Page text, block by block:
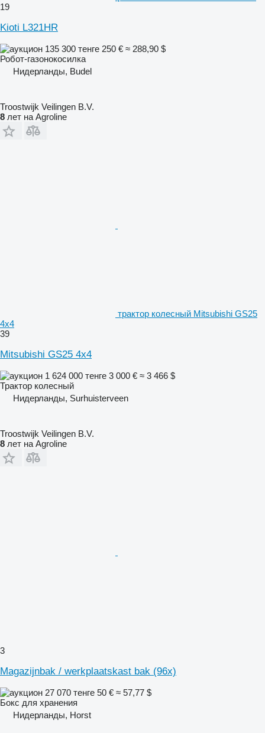
19
Kioti L321HR
135 300 тенге 250 € ≈ 288,90 $
Робот-газонокосилка
Нидерланды, Budel
Troostwijk Veilingen B.V.
8 лет на Agroline
трактор колесный Mitsubishi GS25
4x4
39
Mitsubishi GS25 4x4
1 624 000 тенге 3 000 € ≈ 3 466 $
Трактор колесный
Нидерланды, Surhuisterveen
Troostwijk Veilingen B.V.
8 лет на Agroline
3
Magazijnbak / werkplaatskast bak (96x)
27 070 тенге 50 € ≈ 57,77 $
Бокс для хранения
Нидерланды, Horst